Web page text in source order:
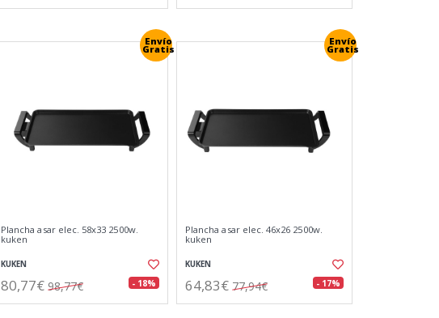
Envío
Gratis
Plancha asar elec. 58x33 2500w.
kuken
KUKEN
80,77€ 98,77€ - 18%
Envío
Gratis
Plancha asar elec. 46x26 2500w.
kuken
KUKEN
64,83€ 77,94€ - 17%